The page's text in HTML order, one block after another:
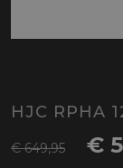
HJC RPHA
€ 649,95 €